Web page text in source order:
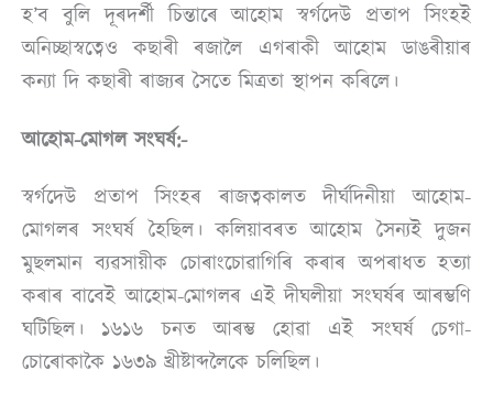
হ’ব বুলি দূৰদৰ্শী চিন্তাৰে আহোম স্বৰ্গদেউ প্ৰতাপ সিংহই
অনিচ্ছাস্বত্বেও কছাৰী ৰজালৈ এগৰাকী আহোম ডাঙৰীয়াৰ
কন্যা দি কছাৰী ৰাজ্যৰ সৈতে মিত্ৰতা স্থাপন কৰিলে।
আহোম-মোগল সংঘৰ্ষ:-
স্বৰ্গদেউ প্ৰতাপ সিংহৰ ৰাজত্বকালত দীৰ্ঘদিনীয়া আহোম-
মোগলৰ সংঘৰ্ষ হৈছিল। কলিয়াবৰত আহোম সৈন্যই দুজন
মুছলমান ব্যৱসায়ীক চোৰাংচোৱাগিৰি কৰাৰ অপৰাধত হত্যা
কৰাৰ বাবেই আহোম-মোগলৰ এই দীঘলীয়া সংঘৰ্ষৰ আৰম্ভণি
ঘটিছিল। ১৬১৬ চনত আৰম্ভ হোৱা এই সংঘৰ্ষ চেগা-
চোৰোকাকৈ ১৬৩৯ খ্ৰীষ্টাব্দলৈকে চলিছিল।